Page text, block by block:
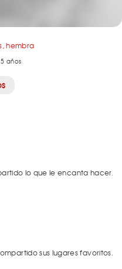
hembra
5 años
lo que le encanta hacer.
sus lugares favoritos.